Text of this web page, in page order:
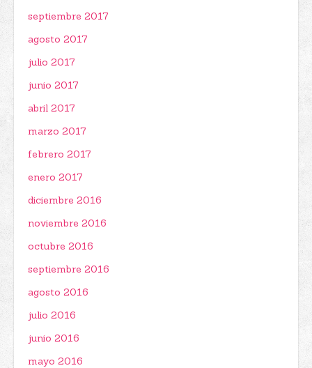
septiembre 2017
agosto 2017
julio 2017
junio 2017
abril 2017
marzo 2017
febrero 2017
enero 2017
diciembre 2016
noviembre 2016
octubre 2016
septiembre 2016
agosto 2016
julio 2016
junio 2016
mayo 2016